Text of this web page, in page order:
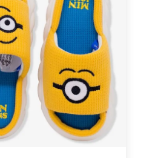
M P
ADICIONAR AO
CARRINHO